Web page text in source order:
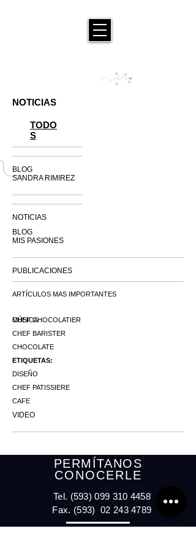
NOTICIAS
TODO
S
BLOG
SANDRA RIMIREZ
NOTICIAS
BLOG
MIS PASIONES
PUBLICACIONES
ARTÍCULOS MAS IMPORTANTES
MÚSICA
CHEF CHOCOLATIER
CHEF BARISTER
CHOCOLATE
ETIQUETAS:
DISEÑO
CHEF PATISSIERE
CAFE
VIDEO
PERMÍTANOS
CONOCERLE
Tel. (593) 099 310 4458
Fax. (593)02 243 4789